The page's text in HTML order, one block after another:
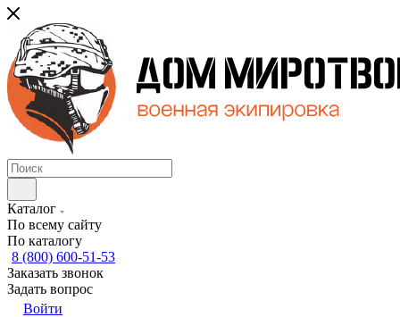
Каталог
По всему сайту
По каталогу
8 (800) 600-51-53
Заказать звонок
Задать вопрос
Войти